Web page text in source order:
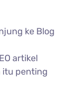
ke Blog
artikel
itu penting